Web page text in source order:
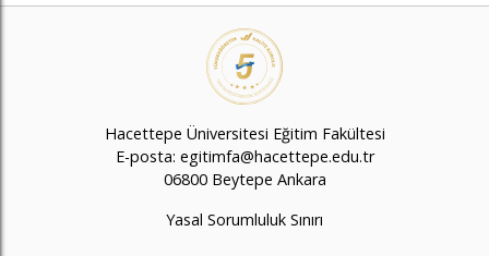
Hacettepe Üniversitesi Eğitim Fakültesi
E-posta: egitimfa@hacettepe.edu.tr
06800 Beytepe Ankara
Yasal Sorumluluk Sınırı